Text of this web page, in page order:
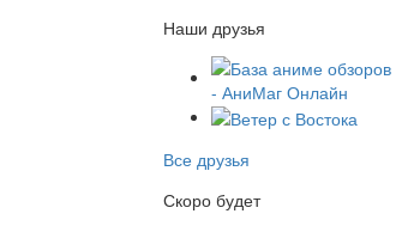
Наши друзья
Все друзья
Скоро будет